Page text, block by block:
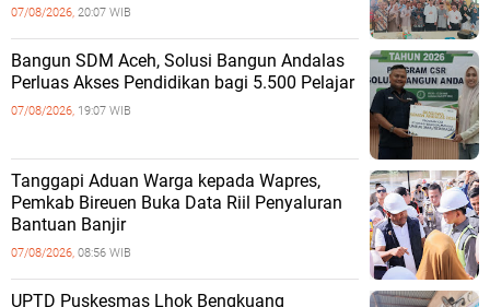
07/08/2026, 20:07 WIB
‎Bangun SDM Aceh, Solusi Bangun Andalas
Perluas Akses Pendidikan bagi 5.500 Pelajar ‎
07/08/2026, 19:07 WIB
Tanggapi Aduan Warga kepada Wapres,
Pemkab Bireuen Buka Data Riil Penyaluran
Bantuan Banjir
07/08/2026, 08:56 WIB
UPTD Puskesmas Lhok Bengkuang